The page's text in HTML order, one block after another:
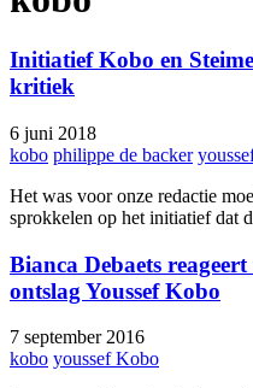
Initiatief Kobo en
kritiek
6 juni 2018
kobo philippe de backer
Het was voor onze redactie
sprokkelen op het initiatief dat
Bianca Debaets
ontslag Youssef Kobo
7 september 2016
kobo youssef Kobo